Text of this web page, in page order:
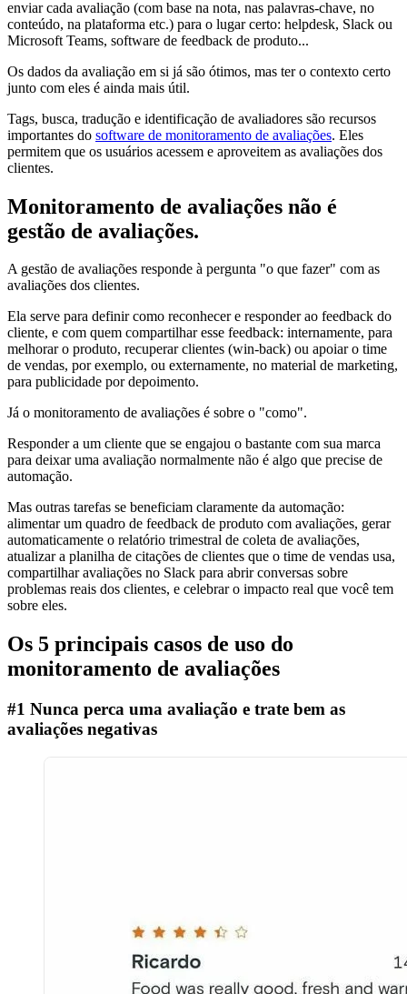
enviar cada avaliação (com base na nota, nas palavras-chave, no
conteúdo, na plataforma etc.) para o lugar certo: helpdesk, Slack ou
Microsoft Teams, software de feedback de produto...
Os dados da avaliação em si já são ótimos, mas ter o contexto certo
junto com eles é ainda mais útil.
Tags, busca, tradução e identificação de avaliadores são recursos
importantes do software de monitoramento de avaliações. Eles
permitem que os usuários acessem e aproveitem as avaliações dos
clientes.
Monitoramento de avaliações não é
gestão de avaliações.
A gestão de avaliações responde à pergunta "o que fazer" com as
avaliações dos clientes.
Ela serve para definir como reconhecer e responder ao feedback do
cliente, e com quem compartilhar esse feedback: internamente, para
melhorar o produto, recuperar clientes (win-back) ou apoiar o time
de vendas, por exemplo, ou externamente, no material de marketing,
para publicidade por depoimento.
Já o monitoramento de avaliações é sobre o "como".
Responder a um cliente que se engajou o bastante com sua marca
para deixar uma avaliação normalmente não é algo que precise de
automação.
Mas outras tarefas se beneficiam claramente da automação:
alimentar um quadro de feedback de produto com avaliações, gerar
automaticamente o relatório trimestral de coleta de avaliações,
atualizar a planilha de citações de clientes que o time de vendas usa,
compartilhar avaliações no Slack para abrir conversas sobre
problemas reais dos clientes, e celebrar o impacto real que você tem
sobre eles.
Os 5 principais casos de uso do
monitoramento de avaliações
#1 Nunca perca uma avaliação e trate bem as
avaliações negativas